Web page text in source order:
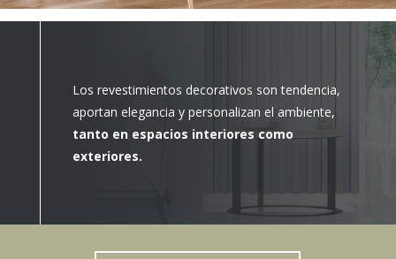
Los revestimientos decorativos son tendencia,
aportan elegancia y personalizan el ambiente,
tanto en espacios interiores como
exteriores.